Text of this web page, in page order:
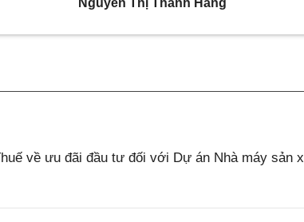
Nguyễn Thị Thanh Hằng
về ưu đãi đầu tư đối với Dự án Nhà máy sản